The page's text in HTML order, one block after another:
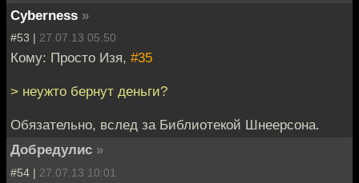
Cyberness »
#53 | 27.07.13 05:50
Кому: Просто Изя, #35
> неужто бернут деньги?
Обязательно, вслед за Библиотекой Шнеерсона.
Добредулис »
#54 | 27.07.13 10:01